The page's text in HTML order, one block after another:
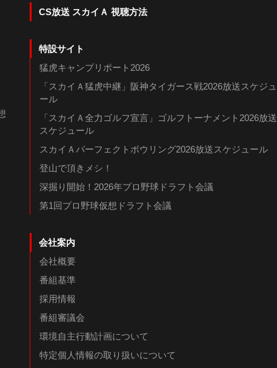
CS放送 スカイＡ 視聴方法
特設サイト
猛虎キャンプリポート2026
「スカイＡ猛虎中継」阪神タイガース戦2026放送スケジュ
ール
「スカイＡ全力ゴルフ宣言」ゴルフトーナメント2026放送
スケジュール
スカイＡパーフェクトボウリング2026放送スケジュール
登山で頂きメシ！
深掘り開始！2026年プロ野球ドラフト会議
第1回プロ野球仮想ドラフト会議
会社案内
会社概要
番組基準
採用情報
番組審議会
環境自主行動計画について
特定個人情報の取り扱いについて